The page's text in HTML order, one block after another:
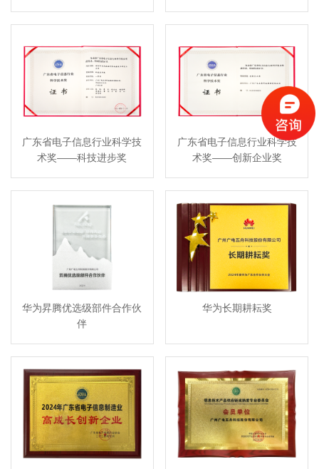
广东省电子信息行业科学技
术奖——科技进步奖
广东省电子信息行业科学技
术奖——创新企业奖
华为昇腾优选级部件合作伙
伴
华为长期耕耘奖